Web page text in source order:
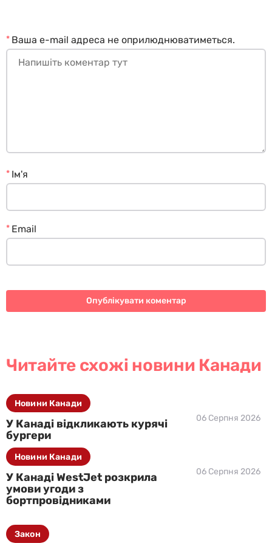
Ваша e-mail адреса не оприлюднюватиметься.
*
Ім'я
*
Email
*
Читайте схожі новини Канади
У Канаді відкликають курячі
бургери
06 Серпня 2026
Новини Канади
У Канаді WestJet розкрила
умови угоди з
бортпровідниками
06 Серпня 2026
Новини Канади
Закон